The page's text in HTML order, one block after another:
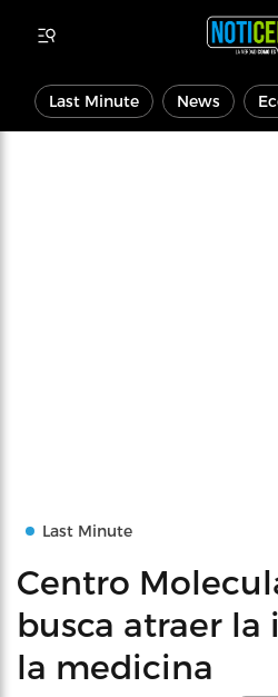
Last Minute News
Last Minute
Centro
busca atraer la
la medicina